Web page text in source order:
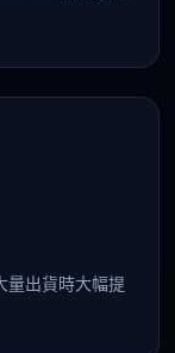
量出貨時大幅提